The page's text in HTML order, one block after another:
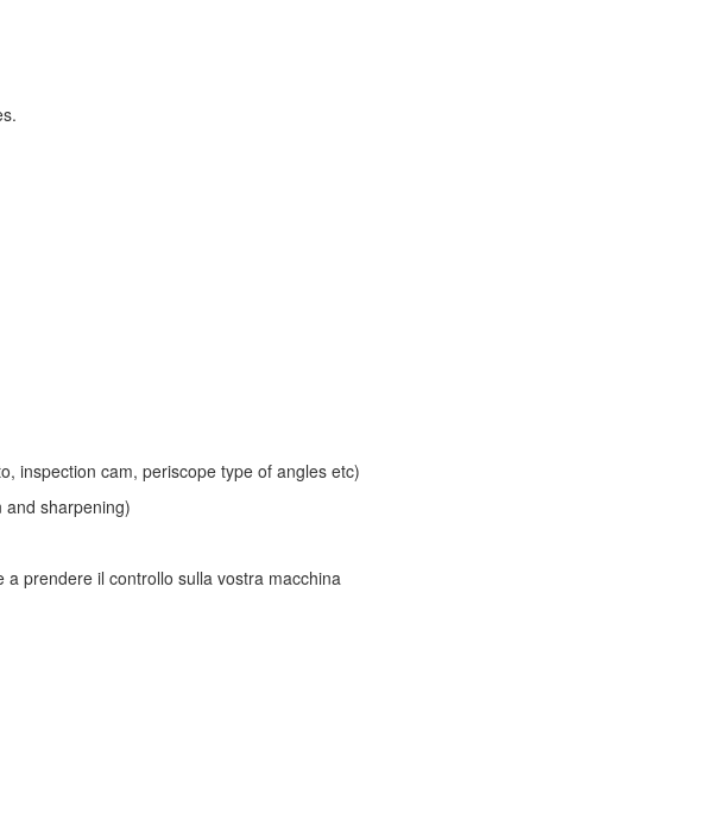
inspection cam, periscope type of angles etc)
and sharpening)
prendere il controllo sulla vostra macchina